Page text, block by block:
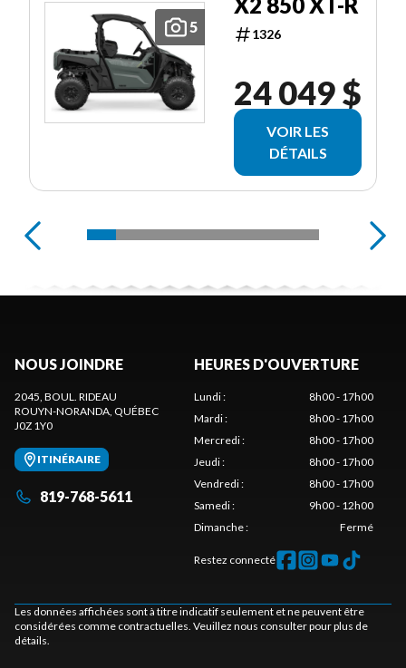
5 1326
24 049 $
VOIR LES
DÉTAILS
NOUS JOINDRE
2045, BOUL. RIDEAU
ROUYN-NORANDA, QUÉBEC
J0Z 1Y0
ITINÉRAIRE
819-768-5611
HEURES D'OUVERTURE
Lundi:
8h00 - 17h00
Mardi:
8h00 - 17h00
Mercredi:
8h00 - 17h00
Jeudi:
8h00 - 17h00
Vendredi:
8h00 - 17h00
Samedi:
9h00 - 12h00
Dimanche: Fermé
Restez connecté
Les données affichées sont à titre indicatif seulement et ne peuvent être
considérées comme contractuelles. Veuillez nous consulter pour plus de
détails.